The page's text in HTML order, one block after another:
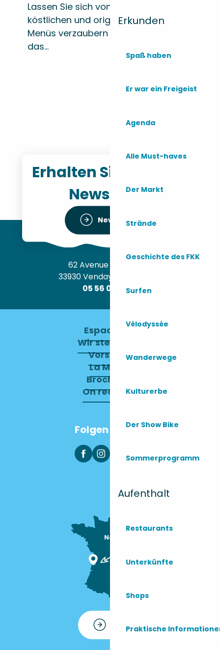
Erkunden
Spaß haben
Er war ein Freigeist
Agenda
Alle Must-haves
Der Markt
Strände
Geschichte des FKK
Surfen
Vélodyssée
Wanderwege
Kulturerbe
Der Show Bike
Sommerprogramm
Aufenthalt
Restaurants
Unterkünfte
Shops
Praktische
Lassen Sie sich von den
köstlichen und originellen
Menüs verzaubern – und
das...
Das ganze Jahr über geöffnete
Erhalten Sie unseren
Newsletter
Newsletter
62 Avenue de l’Océan
33930 Vendays-Montalivet
05 56 09 30 12
Espace pro
Wir stellen ein
Vorstand
La Mairie
Brochures
On recrute !
Folgen Sie uns
Nous sommes
Kontakt